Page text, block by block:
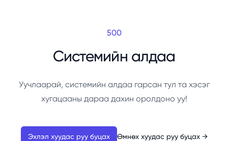
500
Системийн алдаа
Уучлаарай, системийн алдаа гарсан тул та хэсэг
хугацааны дараа дахин оролдоно уу!
Эхлэл хуудас руу буцах Өмнөх хуудас руу буцах →